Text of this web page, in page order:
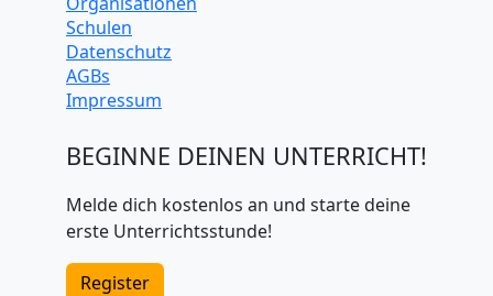
Schulen
Datenschutz
AGBs
Impressum
BEGINNE DEINEN UNTERRICHT!
Melde dich kostenlos an und starte deine
erste Unterrichtsstunde!
Register